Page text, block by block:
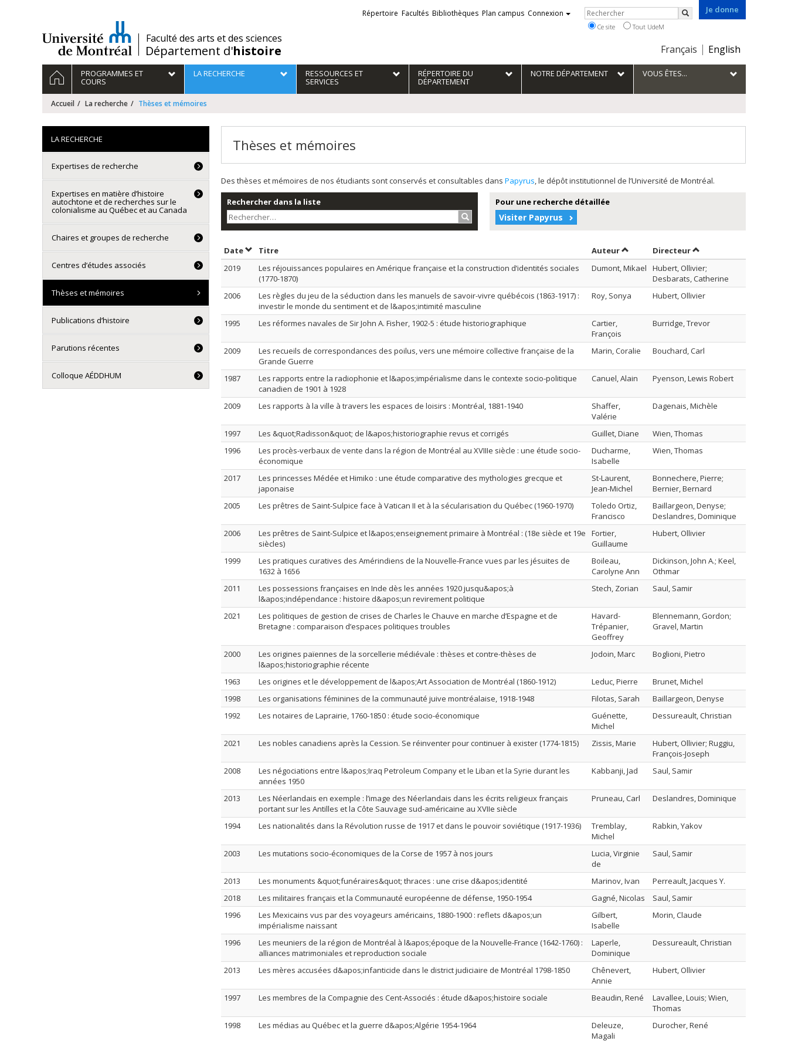
/Faculté des arts et des sciences
Département d'histoire
Je donne
Choix
la
langue
Français English
Liens
externes
Répertoire Facultés Bibliothèques Plan campus Connexion Rechercher
Rechercher
Ce site Tout UdeM
Navigation
principale
ACCUEILPROGRAMMES ET
COURS
LA RECHERCHE RESSOURCES ET
SERVICES
RÉPERTOIRE DU
DÉPARTEMENT
NOTRE DÉPARTEMENT VOUS ÊTES...
Accueil La recherche Thèses et mémoires
Thèses et mémoires
Des thèses et mémoires de nos étudiants sont conservés et consultables dans Papyrus, le dépôt institutionnel de l’Université de Montréal.
Rechercher dans la liste
Rechercher…
Pour une recherche détaillée
Visiter Papyrus
DateTrier par date en ordre décroissant
Titre AuteurTrier par auteur en ordre décroissant
Directeurpar contributeur en
2019
Les réjouissances populaires en Amérique française et la construction d’identités sociales
(1770-1870)
Dumont, Mikael
Hubert, Ollivier;
Desbarats, Catherine
2006
Les règles du jeu de la séduction dans les manuels de savoir-vivre québécois (1863-1917) :
investir le monde du sentiment et de l&apos;intimité masculine
Roy, Sonya Hubert, Ollivier
1995 Les réformes navales de Sir John A. Fisher, 1902-5 : étude historiographique
Cartier,
François
Burridge, Trevor
2009
Les recueils de correspondances des poilus, vers une mémoire collective française de la
Grande Guerre
Marin, Coralie Bouchard, Carl
1987
Les rapports entre la radiophonie et l&apos;impérialisme dans le contexte socio-politique
canadien de 1901 à 1928
Canuel, Alain Pyenson, Lewis Robert
2009 Les rapports à la ville à travers les espaces de loisirs : Montréal, 1881-1940
Shaffer,
Valérie
Dagenais, Michèle
1997 Les &quot;Radisson&quot; de l&apos;historiographie revus et corrigés Guillet, Diane
Wien, Thomas
1996
Les procès-verbaux de vente dans la région de Montréal au XVIIIe siècle : une étude socio-
économique
Ducharme,
Isabelle
Wien, Thomas
2017
Les princesses Médée et Himiko : une étude comparative des mythologies grecque et
japonaise
St-Laurent,
Jean-Michel
Bonnechere, Pierre;
Bernier, Bernard
2005
Les prêtres de Saint-Sulpice face à Vatican II et à la sécularisation du Québec (1960-1970)
Toledo Ortiz,
Francisco
Baillargeon, Denyse;
Deslandres, Dominique
2006
Les prêtres de Saint-Sulpice et l&apos;enseignement primaire à Montréal : (18e siècle et 19e
siècles)
Fortier,
Guillaume
Hubert, Ollivier
1999
Les pratiques curatives des Amérindiens de la Nouvelle-France vues par les jésuites de
1632 à 1656
Boileau,
Carolyne Ann
Dickinson, John A.; Keel,
Othmar
2011
Les possessions françaises en Inde dès les années 1920 jusqu&apos;à
l&apos;indépendance : histoire d&apos;un revirement politique
Stech, Zorian Saul, Samir
2021
Les politiques de gestion de crises de Charles le Chauve en marche d’Espagne et de
Bretagne : comparaison d’espaces politiques troubles
Havard-
Trépanier,
Geoffrey
Blennemann, Gordon;
Gravel, Martin
2000
Les origines païennes de la sorcellerie médiévale : thèses et contre-thèses de
l&apos;historiographie récente
Jodoin, Marc Boglioni, Pietro
1963 Les origines et le développement de l&apos;Art Association de Montréal (1860-1912) Leduc, Pierre
Brunet, Michel
1998
Les organisations féminines de la communauté juive montréalaise, 1918-1948 Filotas, Sarah
Baillargeon, Denyse
1992
Les notaires de Laprairie, 1760-1850 : étude socio-économique
Guénette,
Michel
Dessureault, Christian
2021 Les nobles canadiens après la Cession. Se réinventer pour continuer à exister (1774-1815) Zissis, Marie
Hubert, Ollivier; Ruggiu,
François-Joseph
2008
Les négociations entre l&apos;Iraq Petroleum Company et le Liban et la Syrie durant les
années 1950
Kabbanji, Jad Saul, Samir
2013
Les Néerlandais en exemple : l’image des Néerlandais dans les écrits religieux français
portant sur les Antilles et la Côte Sauvage sud-américaine au XVIIe siècle
Pruneau, Carl Deslandres, Dominique
1994 Les nationalités dans la Révolution russe de 1917 et dans le pouvoir soviétique (1917-1936)
Tremblay,
Michel
Rabkin, Yakov
2003 Les mutations socio-économiques de la Corse de 1957 à nos jours
Lucia, Virginie
de
Saul, Samir
2013 Les monuments &quot;funéraires&quot; thraces : une crise d&apos;identité Marinov, Ivan
Perreault, Jacques Y.
2018
Les militaires français et la Communauté européenne de défense, 1950-1954 Gagné, Nicolas
Saul, Samir
1996
Les Mexicains vus par des voyageurs américains, 1880-1900 : reflets d&apos;un
impérialisme naissant
Gilbert,
Isabelle
Morin, Claude
1996
Les meuniers de la région de Montréal à l&apos;époque de la Nouvelle-France (1642-1760) :
alliances matrimoniales et reproduction sociale
Laperle,
Dominique
Dessureault, Christian
2013 Les mères accusées d&apos;infanticide dans le district judiciaire de Montréal 1798-1850
Chênevert,
Annie
Hubert, Ollivier
1997 Les membres de la Compagnie des Cent-Associés : étude d&apos;histoire sociale Beaudin, René
Lavallee, Louis; Wien,
Thomas
1998
Les médias au Québec et la guerre d&apos;Algérie 1954-1964
Deleuze,
Magali
Durocher, René
LA RECHERCHE
Expertises de recherche
Expertises en matière d’histoire
autochtone et de recherches sur le
colonialisme au Québec et au Canada
Chaires et groupes de recherche
Centres d’études associés
Thèses et mémoires
Publications d’histoire
Parutions récentes
Colloque AÉDDHUM